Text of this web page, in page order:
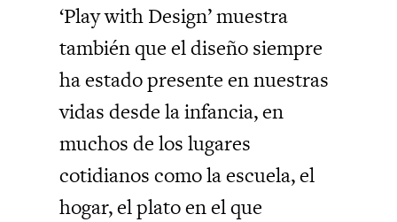
‘Play with Design’ muestra
también que el diseño siempre
ha estado presente en nuestras
vidas desde la infancia, en
muchos de los lugares
cotidianos como la escuela, el
hogar, el plato en el que